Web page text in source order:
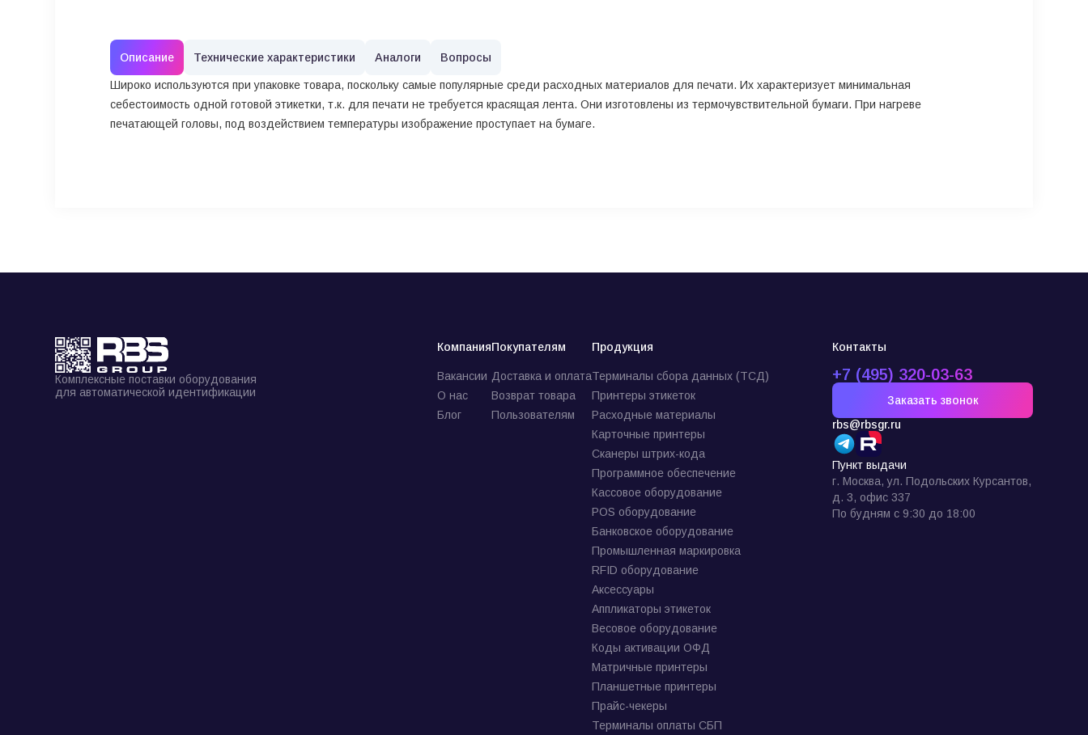
Описание Технические характеристики Аналоги Вопросы
Широко используются при упаковке товара, поскольку самые популярные среди расходных материалов для печати. Их характеризует минимальная
себестоимость одной готовой этикетки, т.к. для печати не требуется красящая лента. Они изготовлены из термочувствительной бумаги. При нагреве
печатающей головы, под воздействием температуры изображение проступает на бумаге.
Комплексные поставки оборудования
для автоматической идентификации
Компания
Вакансии
О нас
Блог
Покупателям
Доставка и оплата
Возврат товара
Пользователям
Продукция
Терминалы сбора данных (ТСД)
Принтеры этикеток
Расходные материалы
Карточные принтеры
Сканеры штрих-кода
Программное обеспечение
Кассовое оборудование
POS оборудование
Банковское оборудование
Промышленная маркировка
RFID оборудование
Аксессуары
Аппликаторы этикеток
Весовое оборудование
Коды активации ОФД
Матричные принтеры
Планшетные принтеры
Прайс-чекеры
Терминалы оплаты СБП
Контакты
+7 (495) 320-03-63
Заказать звонок
rbs@rbsgr.ru
Пункт выдачи
г. Москва, ул. Подольских Курсантов,
д. 3, офис 337
По будням с 9:30 до 18:00